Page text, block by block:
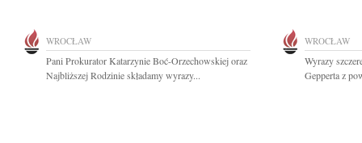
WROCŁAW
Pani Prokurator Katarzynie Boć-Orzechowskiej oraz
Najbliższej Rodzinie składamy wyrazy...
WROCŁAW
Wyrazy
Gepperta z